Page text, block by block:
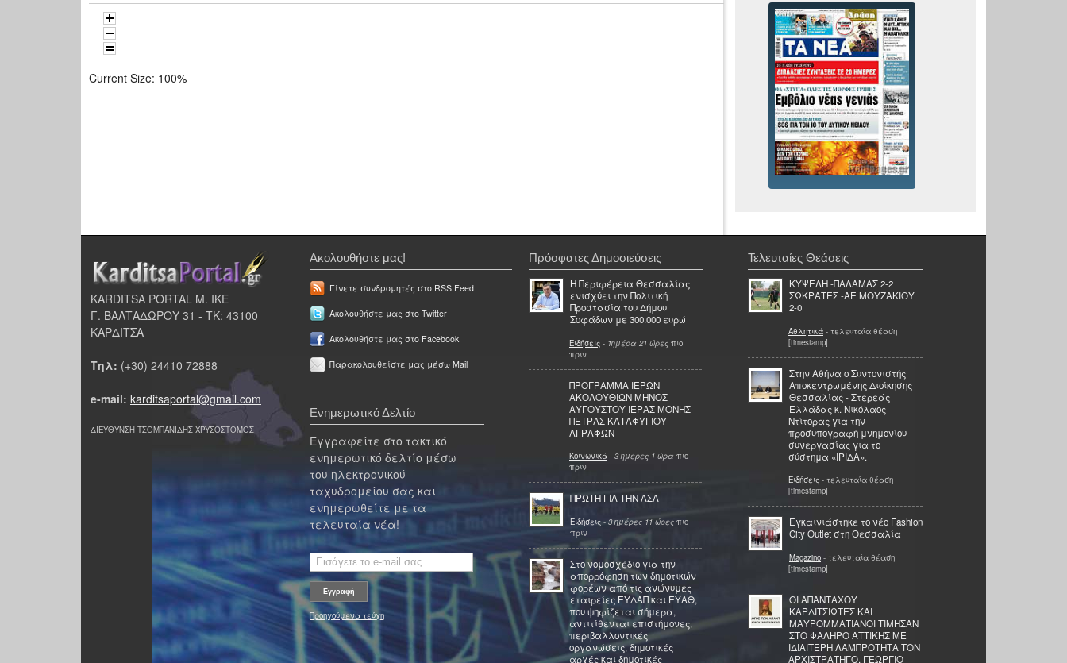
Current Size: 100%
KARDITSA PORTAL Μ. ΙΚΕ
Γ. ΒΑΛΤΑΔΩΡΟΥ 31 - ΤΚ: 43100
ΚΑΡΔΙΤΣΑ
Τηλ: (+30) 24410 72888
e-mail: karditsaportal@gmail.com
ΔΙΕΥΘΥΝΣΗ ΤΣΟΜΠΑΝΙΔΗΣ ΧΡΥΣΟΣΤΟΜΟΣ
Ακολουθήστε μας!
Γίνετε συνδρομητές στο RSS Feed
Ακολουθήστε μας στο Twitter
Ακολουθήστε μας στο Facebook
Παρακολουθείστε μας μέσω Mail
Ενημερωτικό Δελτίο
Εγγραφείτε στο τακτικό
ενημερωτικό δελτίο μέσω
του ηλεκτρονικού
ταχυδρομείου σας και
ενημερωθείτε με τα
τελευταία νέα!
Προηγούμενα τεύχη
Πρόσφατες Δημοσιεύσεις
Η Περιφέρεια Θεσσαλίας
ενισχύει την Πολιτική
Προστασία του Δήμου
Σοφάδων με 300.000 ευρώ
Ειδήσεις - 1ημέρα 21 ώρες πιο
πριν
ΠΡΟΓΡΑΜΜΑ ΙΕΡΩΝ
ΑΚΟΛΟΥΘΙΩΝ ΜΗΝΟΣ
ΑΥΓΟΥΣΤΟΥ ΙΕΡΑΣ ΜΟΝΗΣ
ΠΕΤΡΑΣ ΚΑΤΑΦΥΓΙΟΥ
ΑΓΡΑΦΩΝ
Κοινωνικά - 3 ημέρες 1 ώρα πιο
πριν
ΠΡΩΤΗ ΓΙΑ ΤΗΝ ΑΣΑ
Ειδήσεις - 3 ημέρες 11 ώρες πιο
πριν
Στο νομοσχέδιο για την
απορρόφηση των δημοτικών
φορέων από τις ανώνυμες
εταιρείες ΕΥΔΑΠ και ΕΥΑΘ,
που ψηφίζεται σήμερα,
αντιτίθενται επιστήμονες,
περιβαλλοντικές
οργανώσεις, δημοτικές
αρχές και δημοτικές
Τελευταίες Θεάσεις
ΚΥΨΕΛΗ -ΠΑΛΑΜΑΣ 2-2
ΣΩΚΡΑΤΕΣ -ΑΕ ΜΟΥΖΑΚΙΟΥ
2-0
Αθλητικά - τελευταία θέαση
[timestamp]
Στην Αθήνα ο Συντονιστής
Αποκεντρωμένης Διοίκησης
Θεσσαλίας - Στερεάς
Ελλάδας κ. Νικόλαος
Ντίτορας για την
προσυπογραφή μνημονίου
συνεργασίας για το
σύστημα «ΙΡΙΔΑ».
Ειδήσεις - τελευταία θέαση
[timestamp]
Εγκαινιάστηκε το νέο Fashion
City Outlet στη Θεσσαλία
Magazino - τελευταία θέαση
[timestamp]
ΟΙ ΑΠΑΝΤΑΧΟΥ
ΚΑΡΔΙΤΣΙΩΤΕΣ ΚΑΙ
ΜΑΥΡΟΜΜΑΤΙΑΝΟΙ ΤΙΜΗΣΑΝ
ΣΤΟ ΦΑΛΗΡΟ ΑΤΤΙΚΗΣ ΜΕ
ΙΔΙΑΙΤΕΡΗ ΛΑΜΠΡΟΤΗΤΑ ΤΟΝ
ΑΡΧΙΣΤΡΑΤΗΓΟ, ΓΕΩΡΓΙΟ